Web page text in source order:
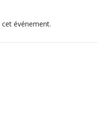
événement.